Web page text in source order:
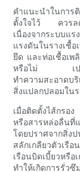
คำแนะนำในการ
ตั้งใจไว้ ควรลด
เนื่องจากระบบแ
แรงดันในรางเชื้
ยึด และท่อเชื้อเพ
หรือไม่ เปลี่ยน
ทำความสะอาดบ
สิ่งแปลกปลอมใน
เมื่อติดตั้งไส้กรอ
หรือสารหล่อลื่นที่
โดยปราศจากสิ่
สลักเกลียวตัวเรื
เรือนบิดเบี้ยวหรื
ทำให้เกิดการรั่ว